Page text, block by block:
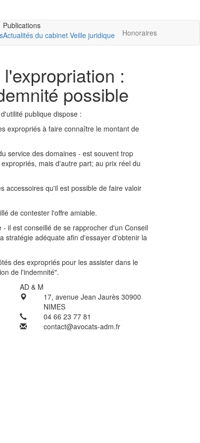
Publications
Actualités du cabinet Veille juridique Honoraires
:
possible
publique dispose :
expropriés à faire connaître le montant de
service des domaines - est souvent trop
mais d'autre part; au prix réel du
accessoires qu'il est possible de faire valoir
de contester l'offre amiable.
il est conseillé de se rapprocher d'un Conseil
stratégie adéquate afin d'essayer d'obtenir la
des expropriés pour les assister dans le
de l'indemnité".
AD & M
17, avenue Jean Jaurès 30900
NIMES
04 66 23 77 81
contact@avocats-adm.fr